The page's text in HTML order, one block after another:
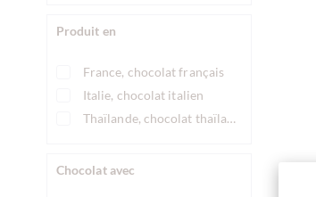
Produit en
France, chocolat français
Italie, chocolat italien
Thaïlande, chocolat thaïlandais
Chocolat avec